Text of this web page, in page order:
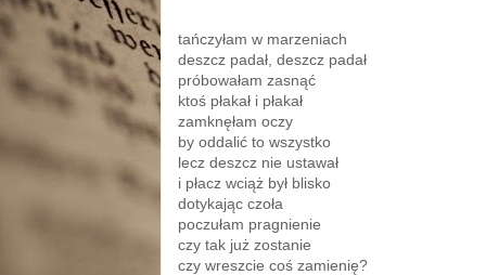
tańczyłam w marzeniach
deszcz padał, deszcz padał
próbowałam zasnąć
ktoś płakał i płakał
zamknęłam oczy
by oddalić to wszystko
lecz deszcz nie ustawał
i płacz wciąż był blisko
dotykając czoła
poczułam pragnienie
czy tak już zostanie
czy wreszcie coś zamienię?